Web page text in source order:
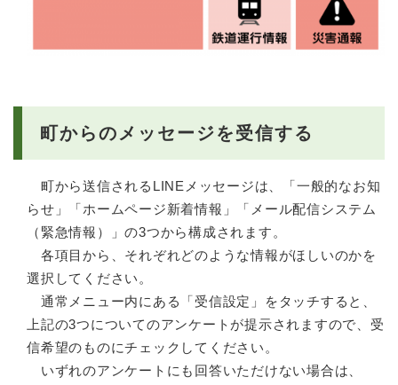
町からのメッセージを受信する
町から送信されるLINEメッセージは、「一般的なお知
らせ」「ホームページ新着情報」「メール配信システム
（緊急情報）」の3つから構成されます。
各項目から、それぞれどのような情報がほしいのかを
選択してください。
通常メニュー内にある「受信設定」をタッチすると、
上記の3つについてのアンケートが提示されますので、受
信希望のものにチェックしてください。
いずれのアンケートにも回答いただけない場合は、